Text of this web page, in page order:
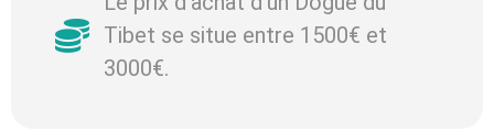
Tibet se situe entre 1500€ et
3000€.